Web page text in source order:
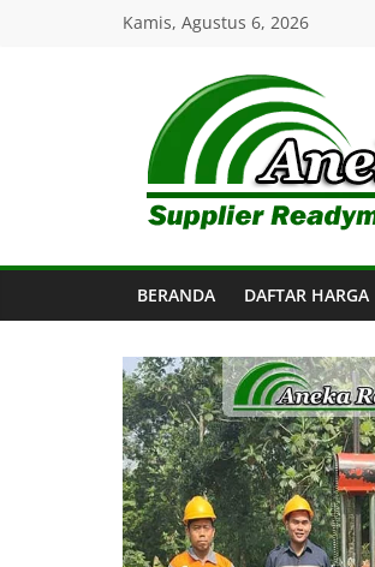
Kamis, Agustus 6, 2026
Aneka
Readymix
Pusat
Penjualan
Online
Aneka
Beton
Ready
mix
di
Indonesia
BERANDA DAFTAR HARGA